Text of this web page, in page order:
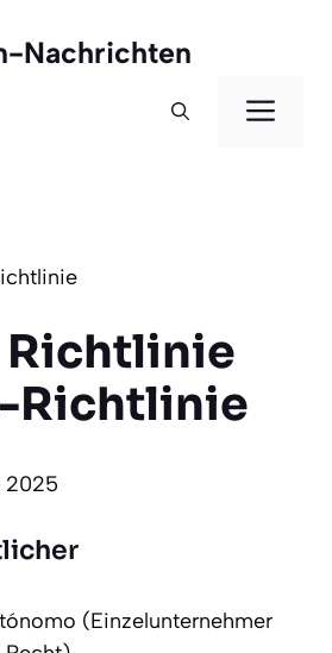
Nachrichten
Richtlinie
2025
(Einzelunternehmer